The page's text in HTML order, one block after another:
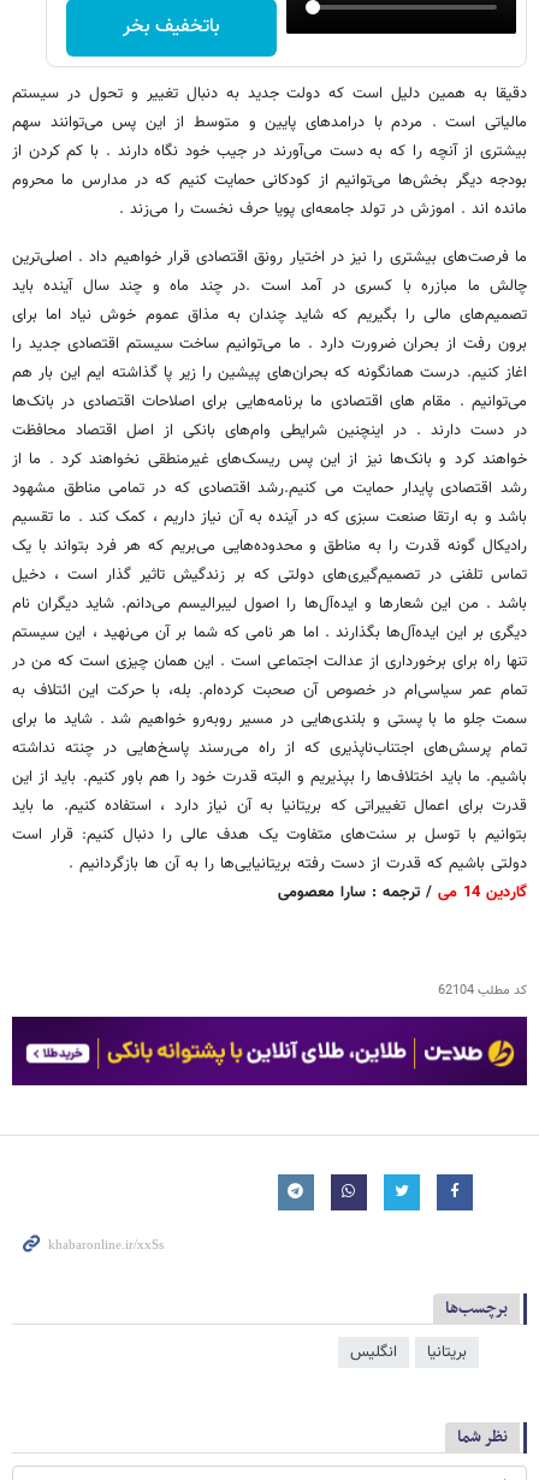
باتخفیف بخر
دقیقا به همین دلیل است که دولت جدید به دنبال تغییر و تحول در سیستم
مالیاتی است . مردم با درامدهای پایین و متوسط از این پس می‌توانند سهم
بیشتری از آنچه را که به دست می‌آورند در جیب خود نگاه دارند . با کم کردن از
بودجه دیگر بخش‌ها می‌توانیم از کودکانی حمایت کنیم که در مدارس ما محروم
مانده اند . اموزش در تولد جامعه‌ای پویا حرف نخست را می‌زند .
ما فرصت‌های بیشتری را نیز در اختیار رونق اقتصادی قرار خواهیم داد . اصلی‌ترین
چالش ما مبازره با کسری در آمد است .در چند ماه و چند سال آینده باید
تصمیم‌های مالی را بگیریم که شاید چندان به مذاق عموم خوش نیاد اما برای
برون رفت از بحران ضرورت دارد . ما می‌توانیم ساخت سیستم اقتصادی جدید را
اغاز کنیم. درست همانگونه که بحران‌های پیشین را زیر پا گذاشته ایم این بار هم
می‌توانیم . مقام های اقتصادی ما برنامه‌هایی برای اصلاحات اقتصادی در بانک‌ها
در دست دارند . در اینچنین شرایطی وام‌های بانکی از اصل اقتصاد محافظت
خواهند کرد و بانک‌ها نیز از این پس ریسک‌های غیرمنطقی نخواهند کرد . ما از
رشد اقتصادی پایدار حمایت می‌ کنیم.رشد اقتصادی که در تمامی مناطق مشهود
باشد و به ارتقا صنعت سبزی که در آینده به آن نیاز داریم ، کمک کند . ما تقسیم
رادیکال گونه قدرت را به مناطق و محدوده‌هایی می‌بریم که هر فرد بتواند با یک
تماس تلفنی در تصمیم‌گیری‌های دولتی که بر زندگیش تاثیر گذار است ، دخیل
باشد . من این شعارها و اید‌ه‌آل‌ها را اصول لیبرالیسم می‌دانم. شاید دیگران نام
دیگری بر این ایده‌آل‌ها بگذارند . اما هر نامی که شما بر آن می‌نهید ، این سیستم
تنها راه برای برخورداری از عدالت اجتماعی است . این همان چیزی است که من در
تمام عمر سیاسی‌ام در خصوص آن صحبت کرده‌ام. بله، با حرکت این ائتلاف به
سمت جلو ما با پستی و بلندی‌هایی در مسیر روبه‌رو خواهیم شد . شاید ما برای
تمام پرسش‌های اجتناب‌ناپذیری که از راه می‌رسند پاسخ‌هایی در چنته نداشته
باشیم. ما باید اختلاف‌ها را بپذیریم و البته قدرت خود را هم باور کنیم. باید از این
قدرت برای اعمال تغییراتی که بریتانیا به آن نیاز دارد ، استفاده کنیم. ما باید
بتوانیم با توسل بر سنت‌های متفاوت یک هدف عالی را دنبال کنیم: قرار است
دولتی باشیم که قدرت از دست رفته بریتانیایی‌ها را به آن ها بازگردانیم .
گاردین 14 می
/ ترجمه : سارا معصومی
کد مطلب62104
برچسب‌ها
بریتانیا انگلیس
نظر شما